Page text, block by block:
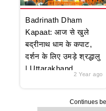
Badrinath Dham
Kapaat: आज से खुले
बद्रीनाथ धाम के कपाट,
दर्शन के लिए उमड़े श्रद्धालु
| Uttarakhand
2 Year ago
Continues